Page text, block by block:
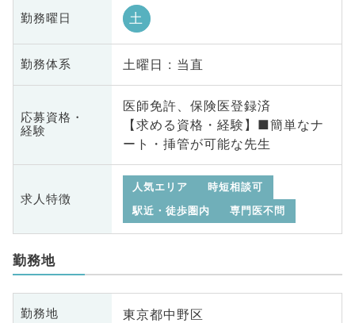
勤務曜日 土
勤務体系 土曜日 : 当直
応募資格・
経験
医師免許、保険医登録済
【求める資格・経験】■簡単なナ
ート・挿管が可能な先生
求人特徴
人気エリア
時短相談可
駅近・徒歩圏内
専門医不問
勤務地
勤務地 東京都中野区